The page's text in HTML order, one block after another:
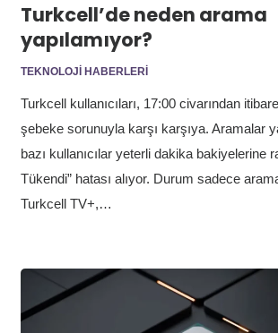
Turkcell’de neden arama
yapılamıyor?
TEKNOLOJI HABERLERI
Turkcell kullanıcıları, 17:00 civarından
şebeke sorunuyla karşı karşıya. Aramalar
bazı kullanıcılar yeterli dakika bakiyelerine
Tükendi” hatası alıyor. Durum sadece
Turkcell TV+,…